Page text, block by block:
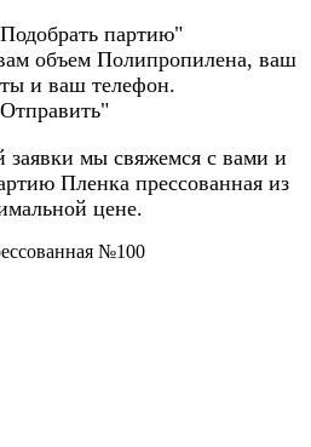
партию"
объем Полипропилена, ваш
и ваш телефон.
заявки мы свяжемся с вами и
Пленка прессованная из
цене.
№100